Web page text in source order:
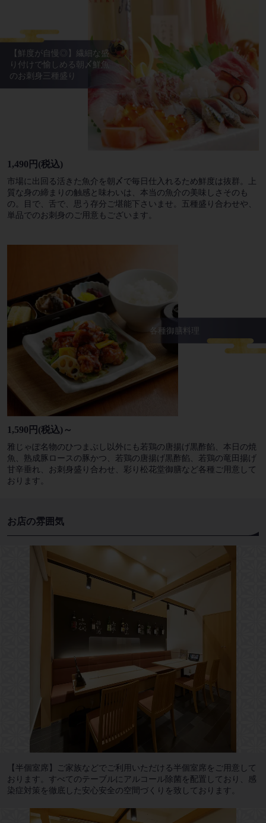
【鮮度が自慢◎】繊細な盛
り付けで愉しめる朝〆鮮魚
のお刺身三種盛り
1,490円 (税込)
市場に出回る活きた魚介を朝〆で毎日仕入れるため鮮度は抜群。上
質な身の締まりの触感と味わいは、本当の魚介の美味しさそのも
の。目で、舌で、思う存分ご堪能下さいませ。五種盛り合わせや、
単品でのお刺身のご用意もございます。
各種御膳料理
1,590円(税込)～
雅じゃぽ名物のひつまぶし以外にも若鶏の唐揚げ黒酢餡、本日の焼
魚、熟成豚ロースの豚かつ、若鶏の唐揚げ黒酢餡、若鶏の竜田揚げ
甘辛垂れ、お刺身盛り合わせ、彩り松花堂御膳など各種ご用意して
おります。
お店の雰囲気
【半個室席】ご家族などでご利用いただける半個室席をご用意して
おります。すべてのテーブルにアルコール除菌を配置しており、感
染症対策を徹底した安心安全の空間づくりを致しております。